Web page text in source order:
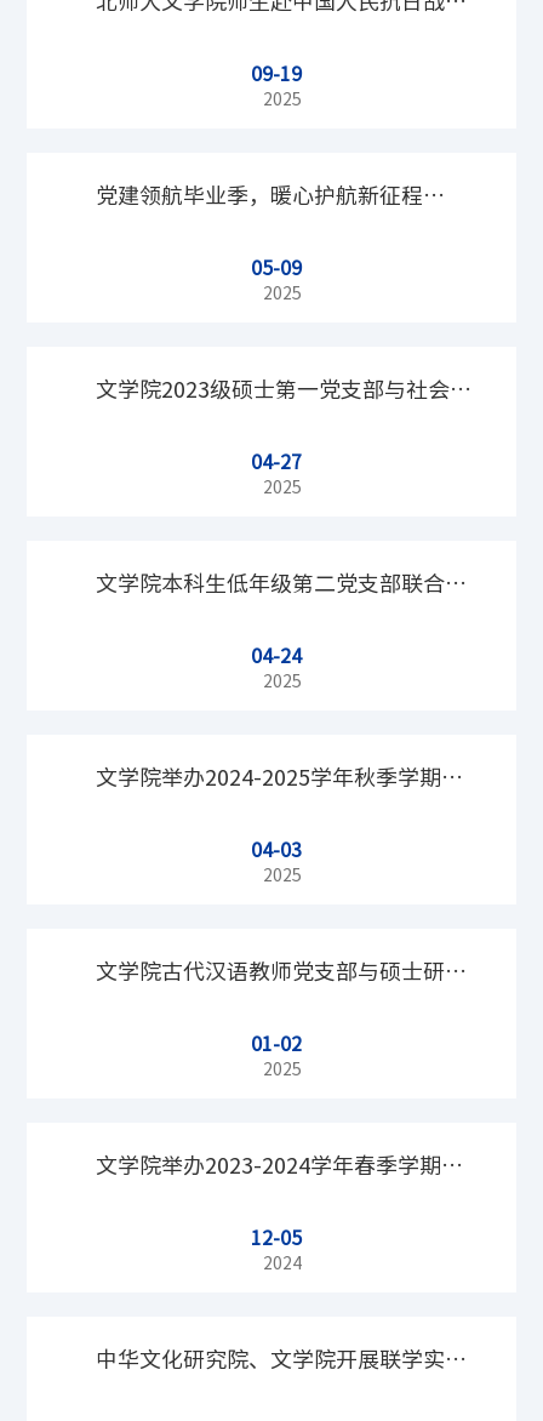
纪念馆开展主题教育实践活动
09-19
2025
党建领航毕业季，暖心护航新征程——
语言学专业党员师生座谈会成功举办
05-09
2025
文学院2023级硕士第一党支部与社会学
院2023级学硕党支部开展“联学联建、
04-27
2025
文学院本科生低年级第二党支部联合数
科本科生第三党支部赴中国共产党历史
04-24
2025
文学院举办2024-2025学年秋季学期青
年共产主义者培训班
04-03
2025
文学院古代汉语教师党支部与硕士研究
生党支部共建举办线上党课
01-02
2025
文学院举办2023-2024学年春季学期青
年共产主义者培训班
12-05
2024
中华文化研究院、文学院开展联学实